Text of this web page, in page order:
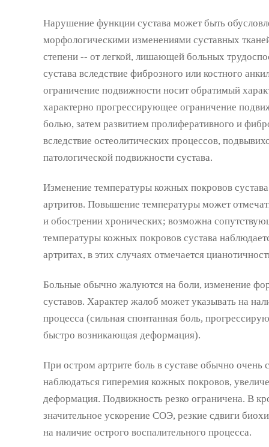
Нарушение функции сустава может быть
морфологическими изменениями суставных
степени -- от легкой, лишающей больных
сустава вследствие фиброзного или костного
ограничение подвижности носит обратимый
характерно прогрессирующее ограничение
болью, затем развитием пролиферативного и
вследствие остеолитических процессов,
патологической подвижности сустава.
Изменение температуры кожных покровов
артритов. Повышение температуры может
и обострении хронических; возможна
температуры кожных покровов сустава
артритах, в этих случаях отмечается
Больные обычно жалуются на боли, изменение
суставов. Характер жалоб может указывать на
процесса (сильная спонтанная боль,
быстро возникающая деформация).
При остром артрите боль в суставе обычно очень
наблюдаться гиперемия кожных покровов,
деформация. Подвижность резко ограничена. В
значительное ускорение СОЭ, резкие сдвиги
на наличие острого воспалительного процесса.